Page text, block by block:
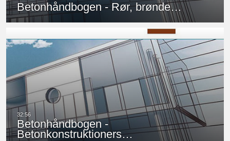
Betonhåndbogen - Rør, brønde…
Betonhåndbogen -
Betonkonstruktioners…